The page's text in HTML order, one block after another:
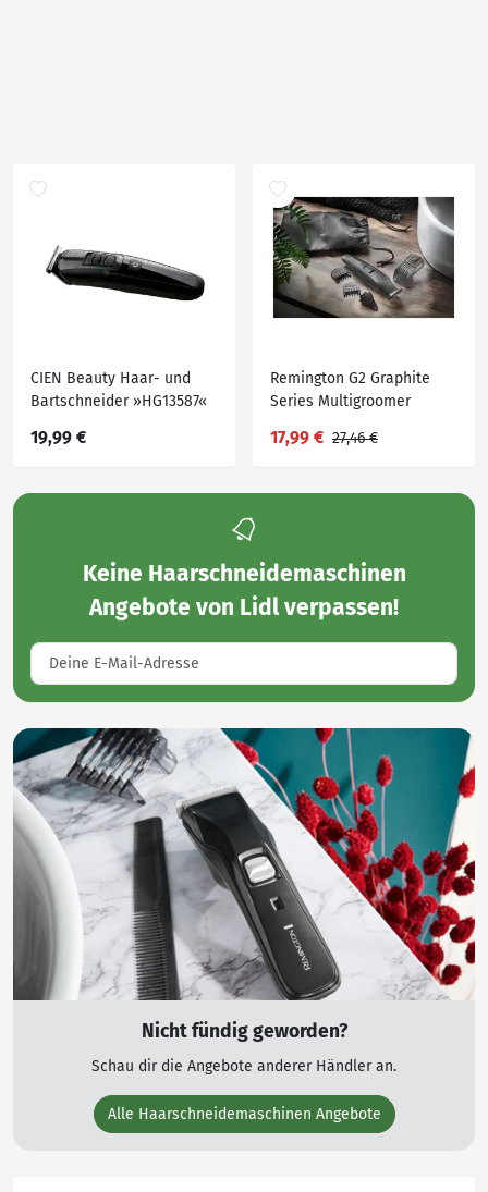
CIEN Beauty Haar- und
Bartschneider »HG13587«
19,99 €
Remington G2 Graphite
Series Multigroomer
17,99 € 27,46 €
Keine Haarschneidemaschinen
Angebote von Lidlverpassen!
Nicht fündig geworden?
Schau dir die Angebote anderer Händler an.
Alle Haarschneidemaschinen Angebote